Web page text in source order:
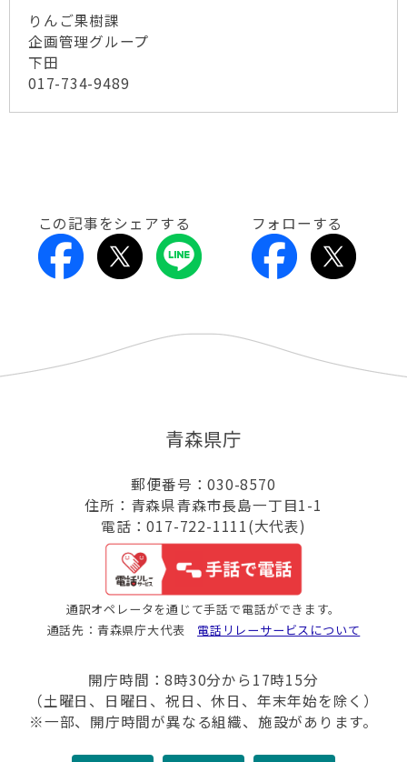
りんご果樹課
企画管理グループ
下田
017-734-9489
この記事をシェアする フォローする
青森県庁
郵便番号：030-8570
住所：青森県青森市長島一丁目1-1
電話：017-722-1111(大代表)
通訳オペレータを通じて手話で電話ができます。
通話先：青森県庁大代表 電話リレーサービスについて
開庁時間：8時30分から17時15分
（土曜日、日曜日、祝日、休日、年末年始を除く）
※一部、開庁時間が異なる組織、施設があります。